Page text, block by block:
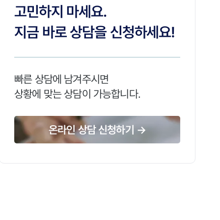
고민하지 마세요.
지금 바로 상담을 신청하세요!
빠른 상담에 남겨주시면
상황에 맞는 상담이 가능합니다.
온라인 상담 신청하기 →